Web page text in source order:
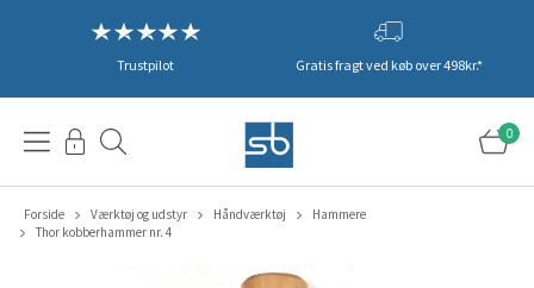
Trustpilot Gratis fragt ved køb over 498kr.*
0
Forside Værktøj og udstyr Håndværktøj
Hammere
Thor kobberhammer nr. 4